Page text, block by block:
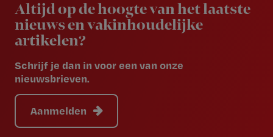
Altijd op de hoogte van het laatste
nieuws en vakinhoudelijke
artikelen?
Schrijf je dan in voor een van onze
nieuwsbrieven.
Aanmelden